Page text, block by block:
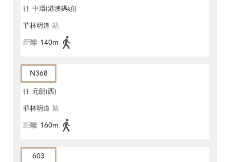
往 中環(港澳碼頭)
菲林明道 站
距離 140m
N368
往 元朗(西)
菲林明道 站
距離 160m
603